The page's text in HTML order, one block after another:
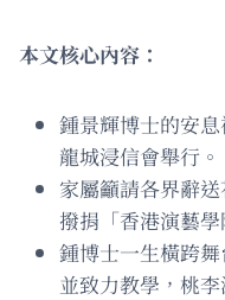
本文核心內容：
鍾景輝博士的安
龍城浸信會舉行。
家屬籲請各界辭
撥捐「香港演藝
鍾博士一生橫跨
並致力教學，桃